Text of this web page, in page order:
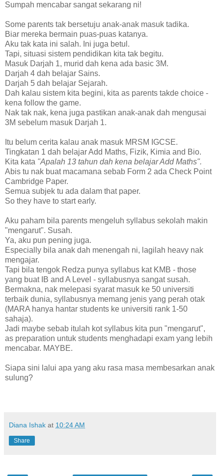
Sumpah mencabar sangat sekarang ni!
Some parents tak bersetuju anak-anak masuk tadika.
Biar mereka bermain puas-puas katanya.
Aku tak kata ini salah. Ini juga betul.
Tapi, situasi sistem pendidikan kita tak begitu.
Masuk Darjah 1, murid dah kena ada basic 3M.
Darjah 4 dah belajar Sains.
Darjah 5 dah belajar Sejarah.
Dah kalau sistem kita begini, kita as parents takde choice -
kena follow the game.
Nak tak nak, kena juga pastikan anak-anak dah mengusai
3M sebelum masuk Darjah 1.
Itu belum cerita kalau anak masuk MRSM IGCSE.
Tingkatan 1 dah belajar Add Maths, Fizik, Kimia and Bio.
Kita kata "Apalah 13 tahun dah kena belajar Add Maths".
Abis tu nak buat macamana sebab Form 2 ada Check Point
Cambridge Paper.
Semua subjek tu ada dalam that paper.
So they have to start early.
Aku paham bila parents mengeluh syllabus sekolah makin
"mengarut". Susah.
Ya, aku pun pening juga.
Especially bila anak dah menengah ni, lagilah heavy nak
mengajar.
Tapi bila tengok Redza punya syllabus kat KMB - those
yang buat IB and A Level - syllabusnya sangat susah.
Bermakna, nak melepasi syarat masuk ke 50 universiti
terbaik dunia, syllabusnya memang jenis yang perah otak
(MARA hanya hantar students ke universiti rank 1-50
sahaja).
Jadi maybe sebab itulah kot syllabus kita pun "mengarut",
as preparation untuk students menghadapi exam yang lebih
mencabar. MAYBE.
Siapa sini lalui apa yang aku rasa masa membesarkan anak
sulung?
Diana Ishak at 10:24 AM
Share